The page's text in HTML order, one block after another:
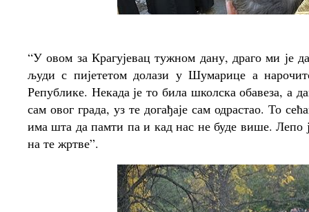
“У овом за Крагујевац тужном дану, драго ми је
људи с пијететом долази у Шумарице а
Републике. Некада је то била школска обавеза, а
сам овог града, уз те догађаје сам одрастао. То
има шта да памти па и кад нас не буде више. Лепо
на те жртве”.